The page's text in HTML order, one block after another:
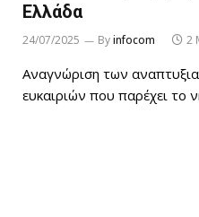
Ελλάδα
24/07/2025 Byinfocom 2
Αναγνώριση των
ευκαιριών που παρέχει το